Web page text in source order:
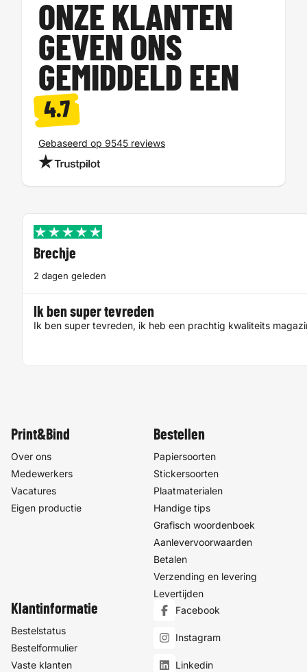
ONZE KLANTEN
GEVEN ONS
GEMIDDELD EEN
4.7
Gebaseerd op 9545 reviews
Brechje
2 dagen geleden
Ik ben super tevreden
Ik ben super tevreden, ik heb een prachtig kwaliteits
Print&Bind
Over ons
Medewerkers
Vacatures
Eigen productie
Bestellen
Papiersoorten
Stickersoorten
Plaatmaterialen
Handige tips
Grafisch woordenboek
Aanlevervoorwaarden
Betalen
Verzending en levering
Levertijden
Klantinformatie
Bestelstatus
Bestelformulier
Vaste klanten
Facebook
Instagram
Linkedin